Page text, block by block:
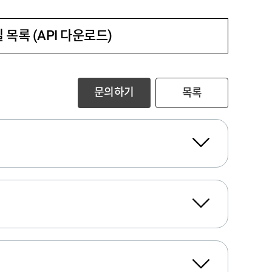
목록 (API 다운로드)
문의하기 목록